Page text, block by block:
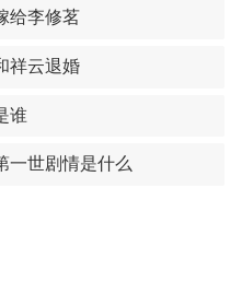
给李修茗
祥云退婚
谁
一世剧情是什么